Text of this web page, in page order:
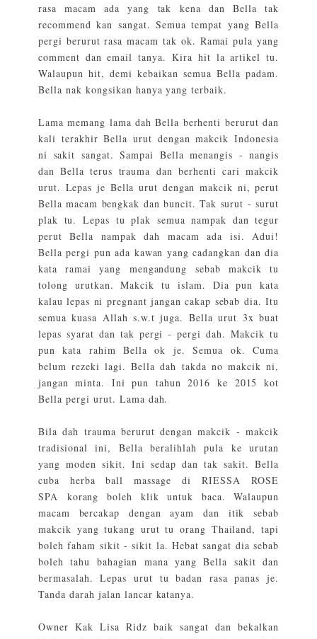
rasa macam ada yang tak kena dan Bella tak
recommend kan sangat. Semua tempat yang Bella
pergi berurut rasa macam tak ok. Ramai pula yang
comment dan email tanya. Kira hit la artikel tu.
Walaupun hit, demi kebaikan semua Bella padam.
Bella nak kongsikan hanya yang terbaik.
Lama memang lama dah Bella berhenti berurut dan
kali terakhir Bella urut dengan makcik Indonesia
ni sakit sangat. Sampai Bella menangis - nangis
dan Bella terus trauma dan berhenti cari makcik
urut. Lepas je Bella urut dengan makcik ni, perut
Bella macam bengkak dan buncit. Tak surut - surut
plak tu. Lepas tu plak semua nampak dan tegur
perut Bella nampak dah macam ada isi. Adui!
Bella pergi pun ada kawan yang cadangkan dan dia
kata ramai yang mengandung sebab makcik tu
tolong urutkan. Makcik tu islam. Dia pun kata
kalau lepas ni pregnant jangan cakap sebab dia. Itu
semua kuasa Allah s.w.t juga. Bella urut 3x buat
lepas syarat dan tak pergi - pergi dah. Makcik tu
pun kata rahim Bella ok je. Semua ok. Cuma
belum rezeki lagi. Bella dah takda no makcik ni,
jangan minta. Ini pun tahun 2016 ke 2015 kot
Bella pergi urut. Lama dah.
Bila dah trauma berurut dengan makcik - makcik
tradisional ini, Bella beralihlah pula ke urutan
yang moden sikit. Ini sedap dan tak sakit. Bella
cuba herba ball massage diRIESSA ROSE
SPA korang boleh klik untuk baca. Walaupun
macam bercakap dengan ayam dan itik sebab
makcik yang tukang urut tu orang Thailand, tapi
boleh faham sikit - sikit la. Hebat sangat dia sebab
boleh tahu bahagian mana yang Bella sakit dan
bermasalah. Lepas urut tu badan rasa panas je.
Tanda darah jalan lancar katanya.
Owner Kak Lisa Ridz baik sangat dan bekalkan